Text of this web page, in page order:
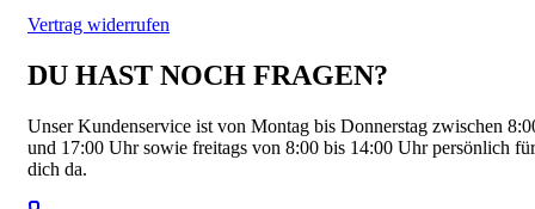
Vertrag widerrufen
DU HAST NOCH FRAGEN?
Unser Kundenservice ist von Montag bis Donnerstag zwischen
und 17:00 Uhr sowie freitags von 8:00 bis 14:00 Uhr persönlich für
dich da.